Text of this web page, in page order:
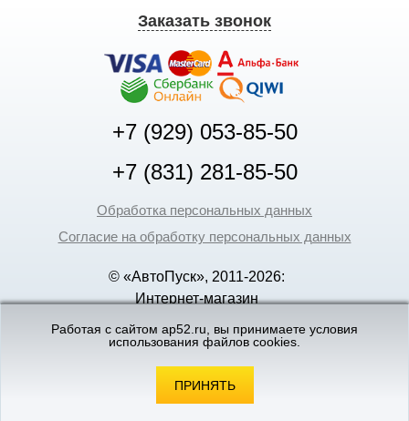
Заказать звонок
+7 (929) 053-85-50
+7 (831) 281-85-50
Обработка персональных данных
Согласие на обработку персональных данных
© «АвтоПуск», 2011-2026:
Интернет-магазин
Новгороде
интернет-магазинов
Работая с сайтом ap52.ru, вы принимаете условия
использования файлов cookies.
ПРИНЯТЬ